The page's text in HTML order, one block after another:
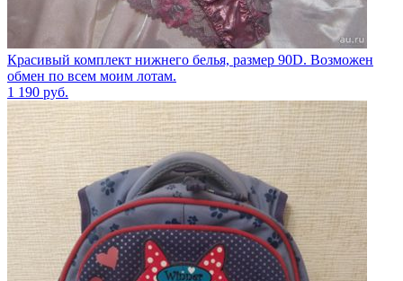
Красивый комплект нижнего белья, размер 90D. Возможен
обмен по всем моим лотам.
1 190 руб.